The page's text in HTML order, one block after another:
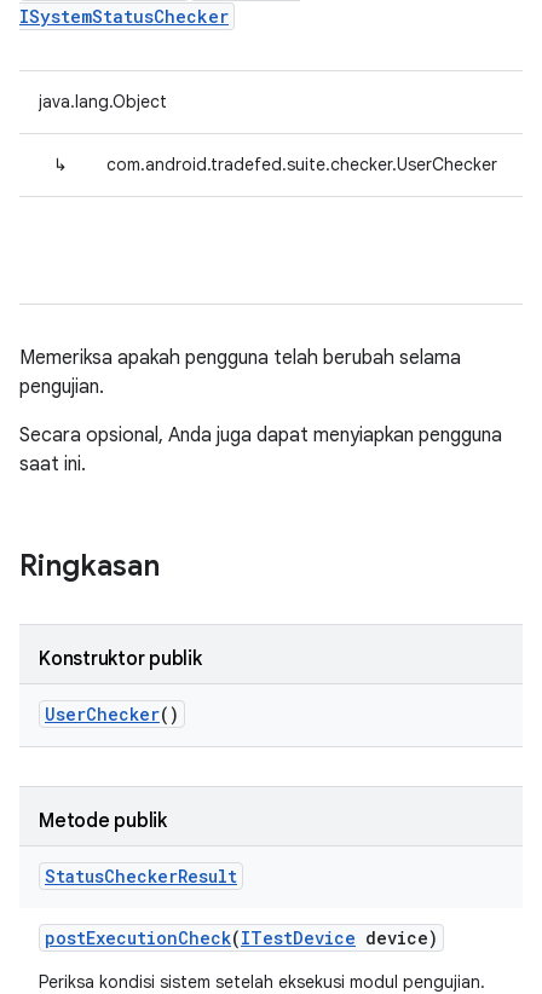
ISystemStatusChecker
java.lang.Object
↳ com.android.tradefed.suite.checker.UserChecker
Memeriksa apakah pengguna telah berubah selama
pengujian.
Secara opsional, Anda juga dapat menyiapkan pengguna
saat ini.
Ringkasan
Konstruktor publik
UserChecker()
Metode publik
StatusCheckerResult
postExecutionCheck(ITestDevice device)
Periksa kondisi sistem setelah eksekusi modul pengujian.